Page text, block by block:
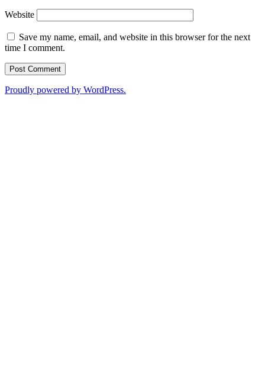
Website
Save my name, email, and website in this browser for the next
time I comment.
Proudly powered by WordPress.